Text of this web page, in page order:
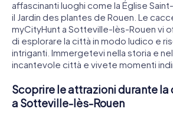
affascinanti luoghi come la Église
il Jardin des plantes de Rouen. Le
myCityHunt a Sotteville-lès-Rouen vi
di esplorare la città in modo ludico e
intriganti. Immergetevi nella storia e
incantevole città e vivete momenti
Scoprire le attrazioni durante
a Sotteville-lès-Rouen